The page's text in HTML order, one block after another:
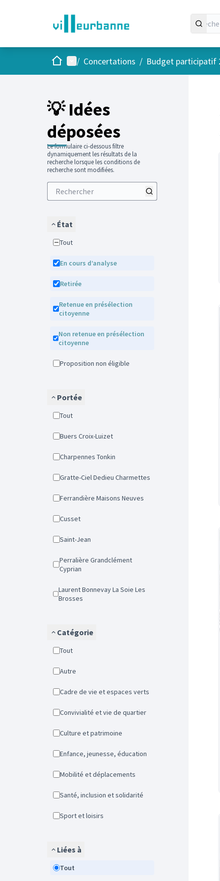
AccueilMenu principal
/ Concertations / Budget participatif
💡 Idées
déposées
Le formulaire ci-dessous filtre
dynamiquement les résultats de la
recherche lorsque les conditions de
recherche sont modifiées.
État
Tout
En cours d’analyse
Retirée
Retenue en présélection
citoyenne
Non retenue en présélection
citoyenne
Proposition non éligible
Portée
Tout
Buers Croix-Luizet
Charpennes Tonkin
Gratte-Ciel Dedieu Charmettes
Ferrandière Maisons Neuves
Cusset
Saint-Jean
Perralière Grandclément
Cyprian
Laurent Bonnevay La Soie Les
Brosses
Catégorie
Tout
Autre
Cadre de vie et espaces verts
Convivialité et vie de quartier
Culture et patrimoine
Enfance, jeunesse, éducation
Mobilité et déplacements
Santé, inclusion et solidarité
Sport et loisirs
Liées à
Tout